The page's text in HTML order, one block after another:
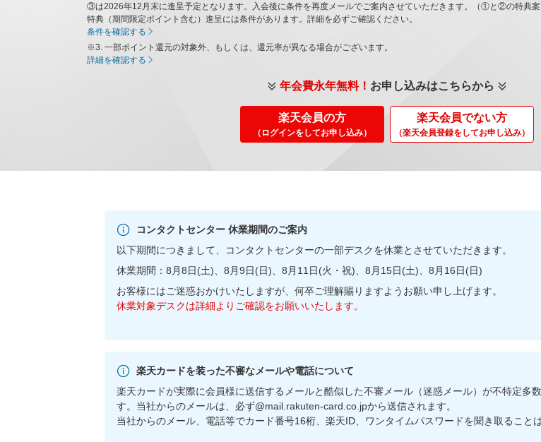
③は2026年12月末に進呈予定となります。入会後に条件を再度メールでご案内させていただきます。（①と②の特典案
特典（期間限定ポイント含む）進呈には条件があります。詳細を必ずご確認ください。
条件を確認する
※3. 一部ポイント還元の対象外、もしくは、還元率が異なる場合がございます。
詳細を確認する
年会費永年無料！ お申し込みはこちらから
楽天会員の方
（ログインをしてお申し込み）
楽天会員でない方
（楽天会員登録をしてお申し込み）
コンタクトセンター 休業期間のご案内
以下期間につきまして、コンタクトセンターの一部デスクを休業とさせていただきます。
休業期間：8月8日(土)、8月9日(日)、8月11日(火・祝)、8月15日(土)、8月16日(日)
お客様にはご迷惑おかけいたしますが、何卒ご理解賜りますようお願い申し上げます。
休業対象デスクは詳細よりご確認をお願いいたします。
楽天カードを装った不審なメールや電話について
楽天カードが実際に会員様に送信するメールと酷似した不審メール（迷惑メール）が不特定多
す。当社からのメールは、必ず@mail.rakuten-card.co.jpから送信されます。
当社からのメール、電話等でカード番号16桁、楽天ID、ワンタイムパスワードを聞き取ること